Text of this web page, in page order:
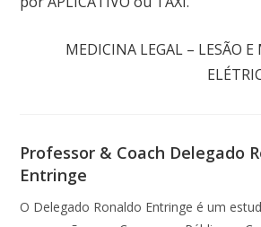
MEDICINA LEGAL – LESÃO E
Professor & Coach Delegado
Entringe
O Delegado Ronaldo Entringe é um